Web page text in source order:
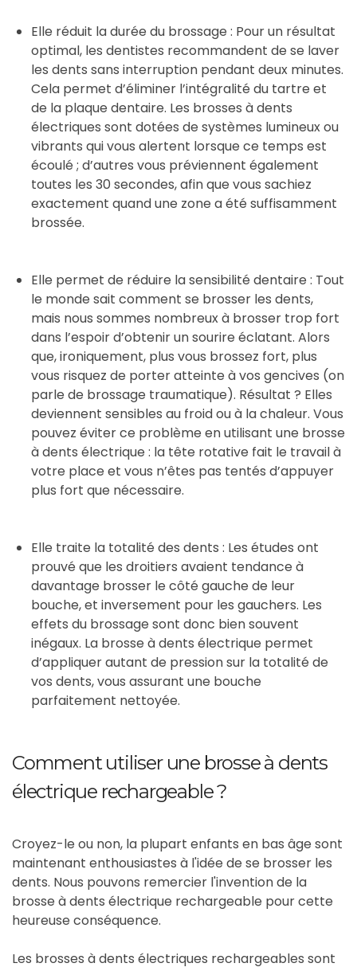
Elle réduit la durée du brossage : Pour un résultat
optimal, les dentistes recommandent de se laver
les dents sans interruption pendant deux minutes.
Cela permet d’éliminer l’intégralité du tartre et
de la plaque dentaire. Les brosses à dents
électriques sont dotées de systèmes lumineux ou
vibrants qui vous alertent lorsque ce temps est
écoulé ; d’autres vous préviennent également
toutes les 30 secondes, afin que vous sachiez
exactement quand une zone a été suffisamment
brossée.
Elle permet de réduire la sensibilité dentaire : Tout
le monde sait comment se brosser les dents,
mais nous sommes nombreux à brosser trop fort
dans l’espoir d’obtenir un sourire éclatant. Alors
que, ironiquement, plus vous brossez fort, plus
vous risquez de porter atteinte à vos gencives (on
parle de brossage traumatique). Résultat ? Elles
deviennent sensibles au froid ou à la chaleur. Vous
pouvez éviter ce problème en utilisant une brosse
à dents électrique : la tête rotative fait le travail à
votre place et vous n’êtes pas tentés d’appuyer
plus fort que nécessaire.
Elle traite la totalité des dents : Les études ont
prouvé que les droitiers avaient tendance à
davantage brosser le côté gauche de leur
bouche, et inversement pour les gauchers. Les
effets du brossage sont donc bien souvent
inégaux. La brosse à dents électrique permet
d’appliquer autant de pression sur la totalité de
vos dents, vous assurant une bouche
parfaitement nettoyée.
Comment utiliser une brosse à dents
électrique rechargeable ?
Croyez-le ou non, la plupart enfants en bas âge sont
maintenant enthousiastes à l'idée de se brosser les
dents. Nous pouvons remercier l'invention de la
brosse à dents électrique rechargeable pour cette
heureuse conséquence.
Les brosses à dents électriques rechargeables sont